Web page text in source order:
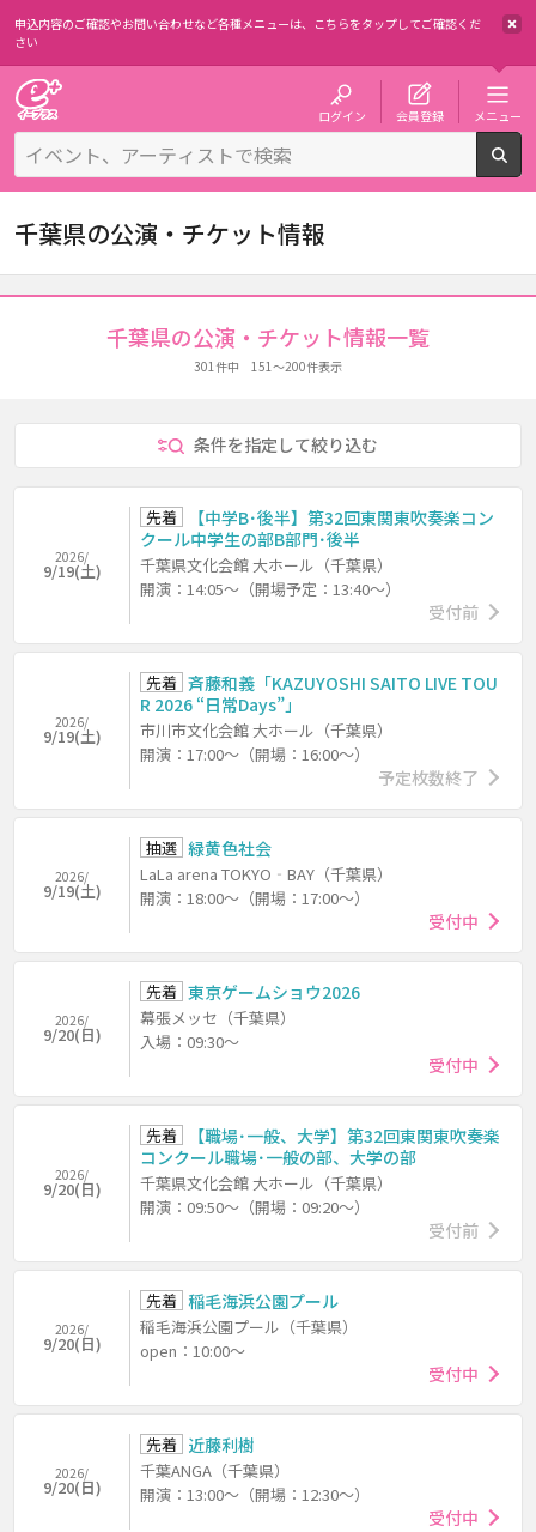
申込内容のご確認やお問い合わせなど各種メニューは、 こちらをタップしてご確認くだ
さい
ログイン 会員登録 メニュー
千葉県の公演・チケット情報
千葉県の公演・チケット情報一覧
301件中 151～200件表示
条件を指定して絞り込む
2026/
9/19(土)
先着
【中学B･後半】第32回東関東吹奏楽コン
クール中学生の部B部門･後半
千葉県文化会館 大ホール（千葉県）
開演：14:05～（開場予定：13:40～）
受付前
2026/
9/19(土)
先着 斉藤和義「KAZUYOSHI SAITO LIVE TOU
R 2026 “日常Days”」
市川市文化会館 大ホール（千葉県）
開演：17:00～（開場：16:00～）
予定枚数終了
2026/
9/19(土)
抽選 緑黄色社会
LaLa arena TOKYO‐BAY（千葉県）
開演：18:00～（開場：17:00～）
受付中
2026/
9/20(日)
先着 東京ゲームショウ2026
幕張メッセ（千葉県）
入場：09:30～
受付中
2026/
9/20(日)
先着
【職場･一般、大学】第32回東関東吹奏楽
コンクール職場･一般の部、大学の部
千葉県文化会館 大ホール（千葉県）
開演：09:50～（開場：09:20～）
受付前
2026/
9/20(日)
先着 稲毛海浜公園プール
稲毛海浜公園プール（千葉県）
open：10:00～
受付中
2026/
9/20(日)
先着 近藤利樹
千葉ANGA（千葉県）
開演：13:00～（開場：12:30～）
受付中